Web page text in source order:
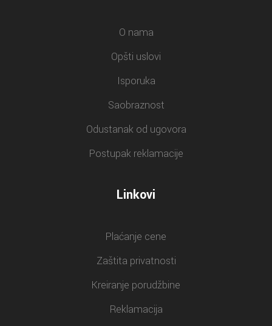
O nama
Opšti uslovi
Isporuka
Saobraznost
Odustanak od ugovora
Postupak reklamacije
Linkovi
Plaćanje cene
Zaštita privatnosti
Kreiranje porudžbine
Reklamacija